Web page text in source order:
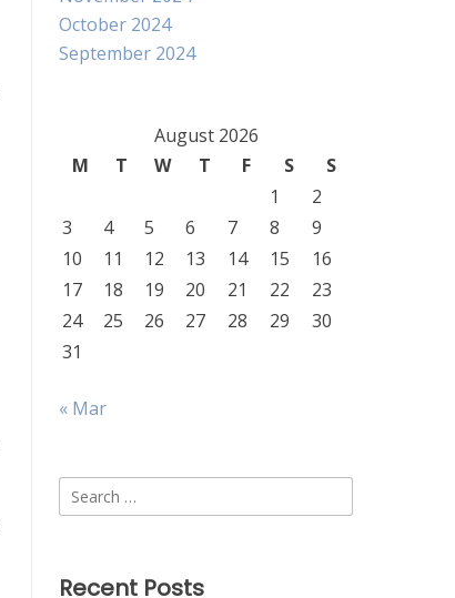
October 2024
September 2024
August 2026
M
T W T F S
S
1
2
3
4 5 6 7 8
9
10
11 12 13 14 15
16
17
18 19 20 21 22
23
24
25 26 27 28 29
30
31
« Mar
Search
for:
Recent Posts